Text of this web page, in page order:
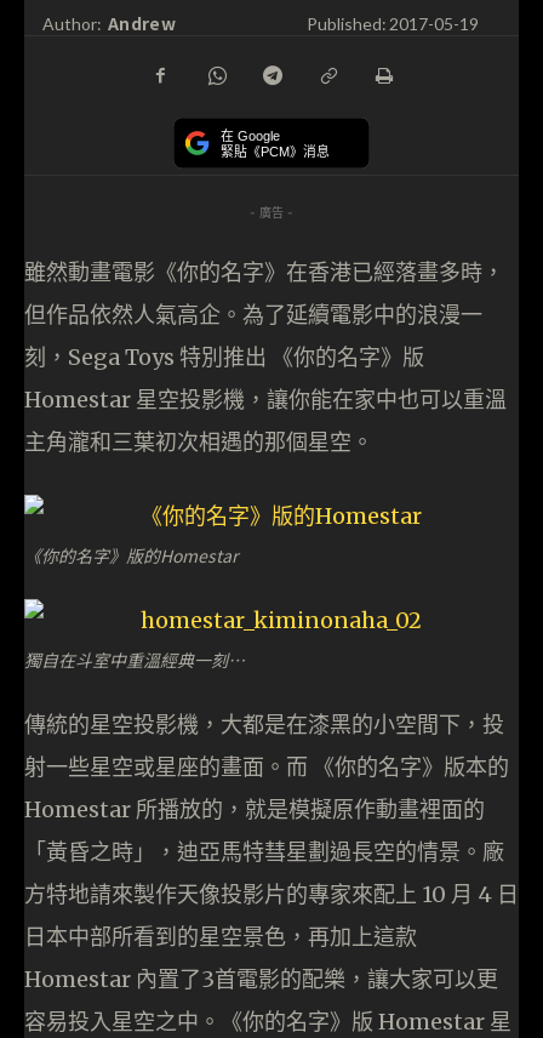
Author: Andrew Published:2017-05-19
在 Google
緊貼《PCM》消息
- 廣告 -
雖然動畫電影《你的名字》在香港已經落畫多時，
但作品依然人氣高企。為了延續電影中的浪漫一
刻，Sega Toys 特別推出 《你的名字》版
Homestar 星空投影機，讓你能在家中也可以重溫
主角瀧和三葉初次相遇的那個星空。
《你的名字》版的Homestar
獨自在斗室中重溫經典一刻…
傳統的星空投影機，大都是在漆黑的小空間下，投
射一些星空或星座的畫面。而 《你的名字》版本的
Homestar 所播放的，就是模擬原作動畫裡面的
「黃昏之時」，迪亞馬特彗星劃過長空的情景。廠
方特地請來製作天像投影片的專家來配上 10 月 4 日
日本中部所看到的星空景色，再加上這款
Homestar 內置了3首電影的配樂，讓大家可以更
容易投入星空之中。《你的名字》版 Homestar 星